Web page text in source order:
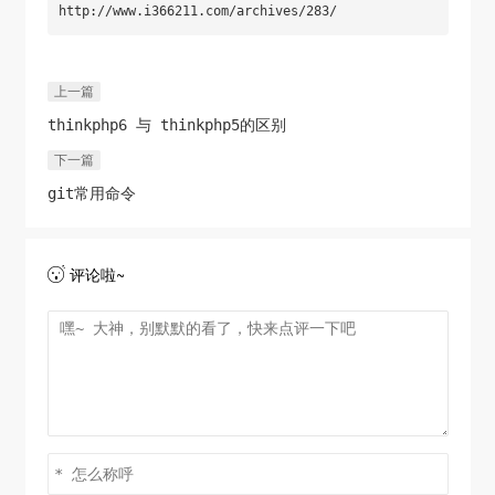
http://www.i366211.com/archives/283/
上一篇
thinkphp6 与 thinkphp5的区别
下一篇
git常用命令
评论啦~